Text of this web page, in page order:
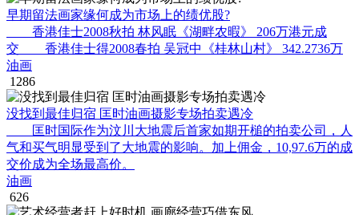
早期留法画家缘何成为市场上的绩优股?
香港佳士2008秋拍 林风眠《湖畔农暇》 206万港元成
交 香港佳士得2008春拍 吴冠中《桂林山村》 342.2736万
油画
1286
没找到最佳归宿 匡时油画摄影专场拍卖遇冷
匡时国际作为汶川大地震后首家如期开槌的拍卖公司，人
气和买气明显受到了大地震的影响。加上佣金，10,97.6万的成
交价成为全场最高价。
油画
626